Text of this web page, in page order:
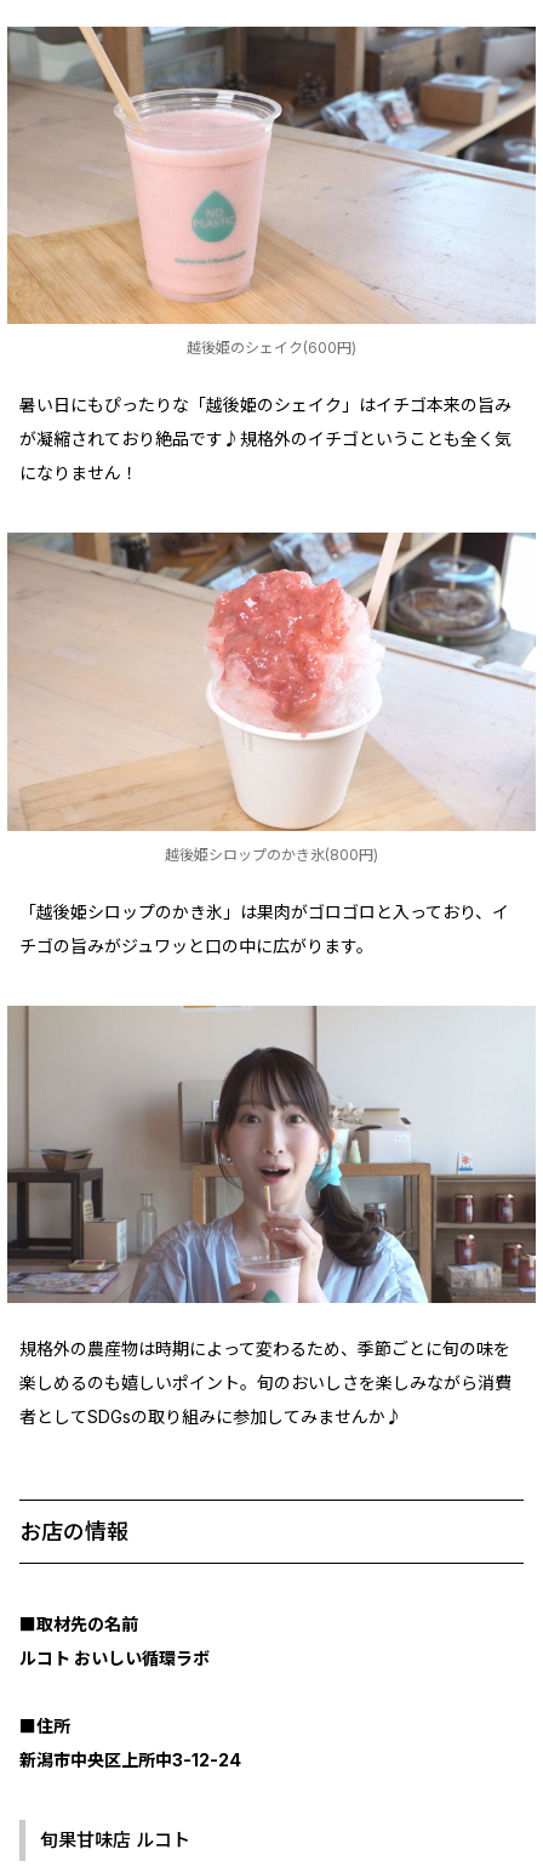
越後姫のシェイク(600円)
暑い日にもぴったりな「越後姫のシェイク」はイチゴ本来の旨み
が凝縮されており絶品です♪規格外のイチゴということも全く気
になりません！
越後姫シロップのかき氷(800円)
「越後姫シロップのかき氷」は果肉がゴロゴロと入っており、イ
チゴの旨みがジュワッと口の中に広がります。
規格外の農産物は時期によって変わるため、季節ごとに旬の味を
楽しめるのも嬉しいポイント。旬のおいしさを楽しみながら消費
者としてSDGsの取り組みに参加してみませんか♪
お店の情報
■取材先の名前
ルコト おいしい循環ラボ
■住所
新潟市中央区上所中3-12-24
旬果甘味店 ルコト